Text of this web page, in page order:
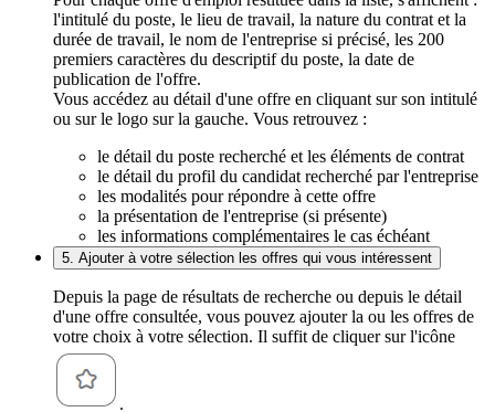
l'intitulé du poste, le lieu de travail, la nature du contrat et la
durée de travail, le nom de l'entreprise si précisé, les 200
premiers caractères du descriptif du poste, la date de
publication de l'offre.
Vous accédez au détail d'une offre en cliquant sur son intitulé
ou sur le logo sur la gauche. Vous retrouvez :
le détail du poste recherché et les éléments de contrat
le détail du profil du candidat recherché par l'entreprise
les modalités pour répondre à cette offre
la présentation de l'entreprise (si présente)
les informations complémentaires le cas échéant
5. Ajouter à votre sélection les offres qui vous intéressent
Depuis la page de résultats de recherche ou depuis le détail
d'une offre consultée, vous pouvez ajouter la ou les offres de
votre choix à votre sélection. Il suffit de cliquer sur l'icône
.